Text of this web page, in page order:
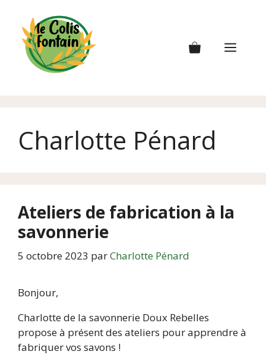
contenu
Charlotte Pénard
Ateliers de fabrication à la
savonnerie
5 octobre 2023 parCharlotte Pénard
Bonjour,
Charlotte de la savonnerie Doux Rebelles
propose à présent des ateliers pour apprendre à
fabriquer vos savons !